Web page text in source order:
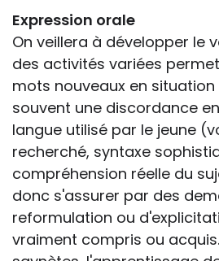
Expression orale
On veillera à développer le
des activités variées
mots nouveaux en situation
souvent une discordance
langue utilisé par le jeune
recherché, syntaxe
compréhension réelle du
donc s'assurer par des
reformulation ou
vraiment compris ou